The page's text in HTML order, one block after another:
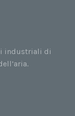
industriali di